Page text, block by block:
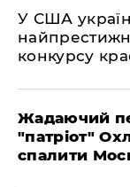
У США
конкурсу
Жадаючий
"патріот"
спалити